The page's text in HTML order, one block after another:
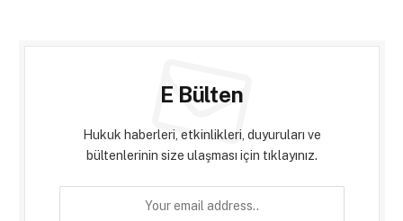
E Bülten
Hukuk haberleri, etkinlikleri, duyuruları ve
bültenlerinin size ulaşması için tıklayınız.